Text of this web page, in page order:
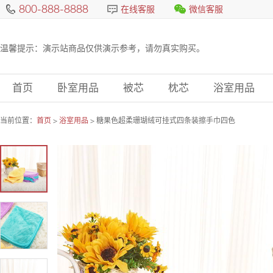
800-888-8888 在线客服 微信客服
温馨提示：演示站商品仅供演示参考，请勿真实购买。
首页 卧室用品 被芯 枕芯 浴室用品
当前位置： 首页 > 浴室用品 > 糖果色超柔珊瑚绒可挂式四条装擦手巾四色